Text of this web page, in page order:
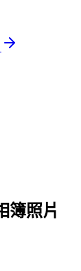
簿照片